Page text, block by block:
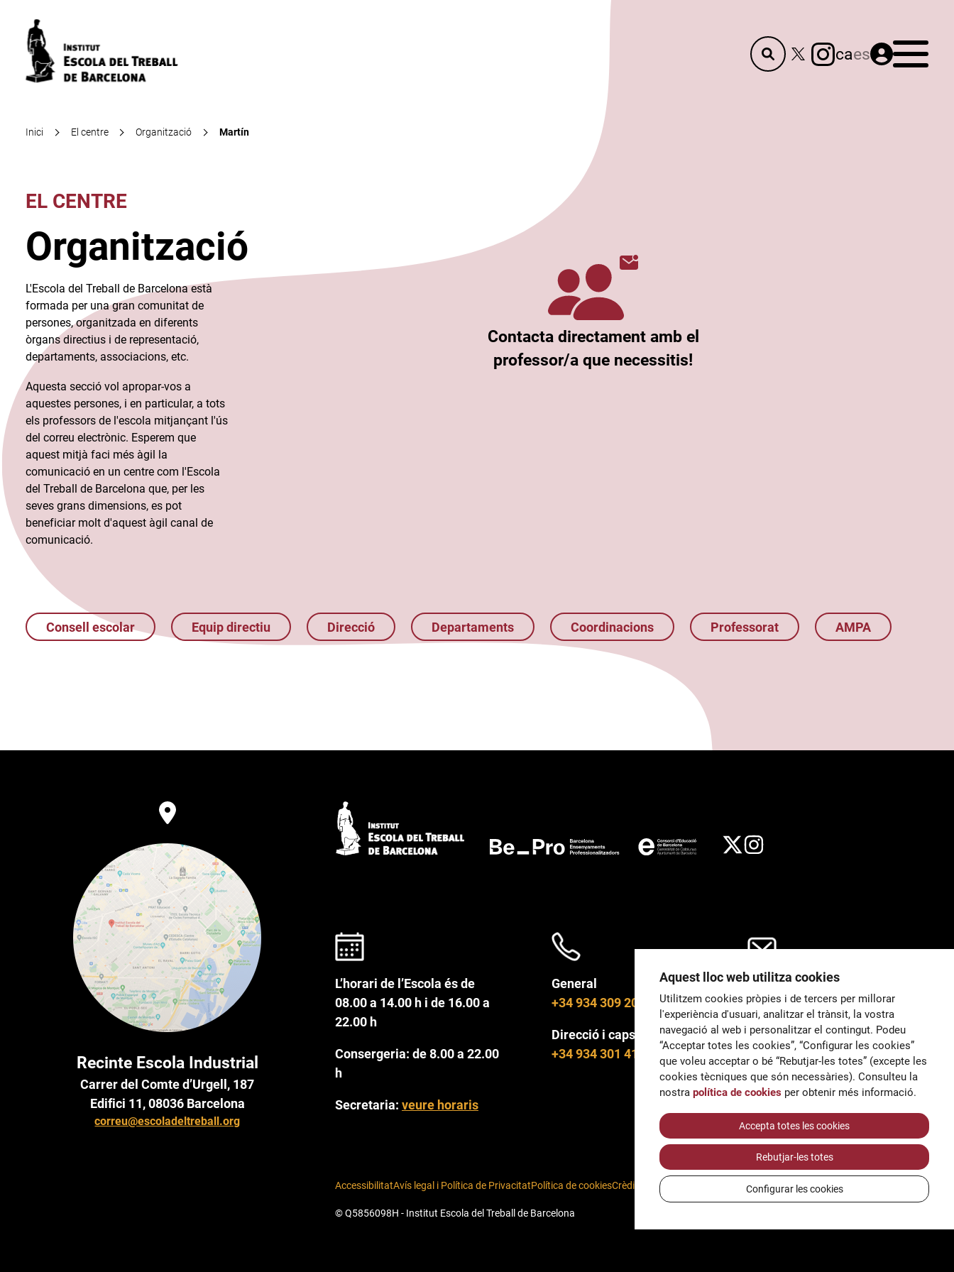
caes Menú
Inici El centre Organització Martín
EL CENTRE
Organització
L'Escola del Treball de Barcelona està
formada per una gran comunitat de
persones, organitzada en diferents
òrgans directius i de representació,
departaments, associacions, etc.​
Aquesta secció vol apropar-vos a
aquestes persones, i en particular, a tots
els professors de l'escola mitjançant l'ús
del correu electrònic. Esperem que
aquest mitjà faci més àgil la
comunicació en un centre com l'Escola
del Treball de Barcelona que, per les
seves grans dimensions, es pot
beneficiar molt d'aquest àgil canal de
comunicació.​
Contacta directament amb el
professor/a que necessitis!
Consell escolar Equip directiu Direcció Departaments Coordinacions Professorat AMPA
Recinte Escola Industrial
Carrer del Comte d’Urgell, 187
Edifici 11, 08036 Barcelona
correu@escoladeltreball.org
L’horari de l’Escola és de
08.00 a 14.00 h i de 16.00 a
22.00 h
Consergeria: de 8.00 a 22.00
h
Secretaria: veure horaris
General
+34 934 309 200
Direcció i caps d’estudis
+34 934 301 415
General
correu@escoladeltreball.org
Informació
informacio@escoladeltreball.o
rg
AccessibilitatAvís legal i Política de PrivacitatPolítica de cookiesCrèdits
© Q5856098H - Institut Escola del Treball de Barcelona
Aquest lloc web utilitza cookies
Utilitzem cookies pròpies i de tercers per millorar
l'experiència d'usuari, analitzar el trànsit, la vostra
navegació al web i personalitzar el contingut. Podeu
“Acceptar totes les cookies”, “Configurar les cookies”
que voleu acceptar o bé “Rebutjar-les totes” (excepte les
cookies tècniques que són necessàries). Consulteu la
nostra política de cookies per obtenir més informació.
Accepta totes les cookies
Rebutjar-les totes
Configurar les cookies